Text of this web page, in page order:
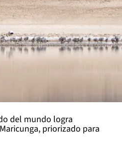
del mundo logra
priorizado para